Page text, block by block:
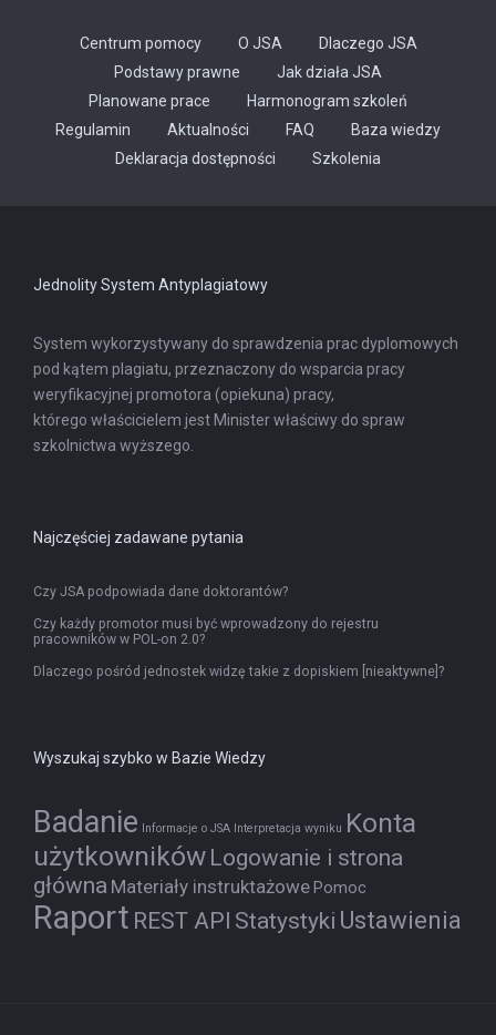
Centrum pomocy O JSA
Dlaczego JSA
Podstawy prawne
Jak działa JSA
Planowane prace
Harmonogram szkoleń
Regulamin
Aktualności FAQ
Baza wiedzy
Deklaracja dostępności
Szkolenia
Jednolity System Antyplagiatowy
System wykorzystywany do sprawdzenia prac dyplomowych
pod kątem plagiatu, przeznaczony do wsparcia pracy
weryfikacyjnej promotora (opiekuna) pracy,
którego właścicielem jest Minister właściwy do spraw
szkolnictwa wyższego.
Najczęściej zadawane pytania
Czy JSA podpowiada dane doktorantów?
Czy każdy promotor musi być wprowadzony do rejestru
pracowników w POL-on 2.0?
Dlaczego pośród jednostek widzę takie z dopiskiem [nieaktywne]?
Wyszukaj szybko w Bazie Wiedzy
Badanie Informacje o JSA Interpretacja wyniku Konta
użytkowników Logowanie i strona
główna Materiały instruktażowe Pomoc
Raport REST API Statystyki Ustawienia